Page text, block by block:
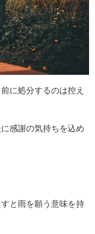
に処分するのは控え
感謝の気持ちを込め
と雨を願う意味を持